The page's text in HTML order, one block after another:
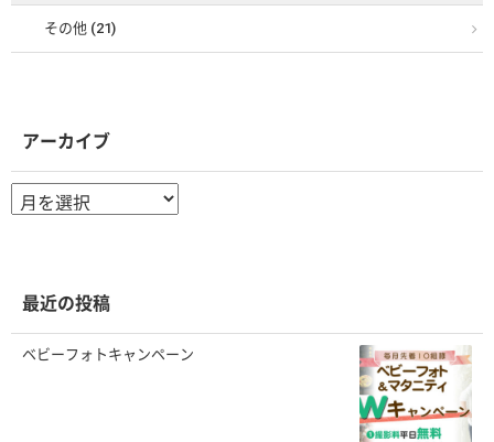
その他 (21)
アーカイブ
ア
ー
最近の投稿
ベビーフォトキャンペーン